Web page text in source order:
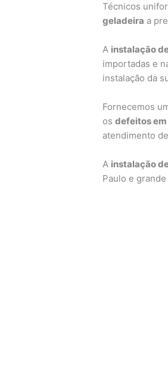
Técnicos
geladeira a
A instalação
importadas e
instalação da
Fornecemos
osdefeitos
atendimento
A instalação
Paulo e grande